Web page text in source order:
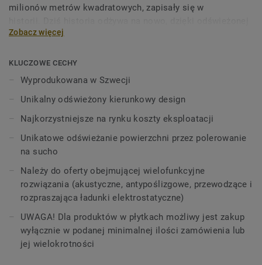
milionów metrów kwadratowych, zapisały się w
kolekcji inspirowanej światem w ruchu.
W nowych wzorach wykorzystano miękkie rozmycia oraz
farby akwarelowej. iQ Optima wyróżnia się
zaktualizowanym, unikalnym dla Tarkett wzorem
kierunkowym z półprzezroczystymi drobinkami oraz jest
teraz dostępna w 3 wzorach i 55 kolorach.
Kolekcja, należąca do grupy produktów iQ, wyróżnia się nie
tylko niezwykłą trwałością, odpornością na zużycie i
ścieranie w intensywnie użytkowanych pomieszczeniach,
ale także wyjątkowo korzystnym kosztem eksploatacji. iQ
Optima znana jest z unikalnej metody renowacji
powierzchni - polerowania na sucho, która przedłuża jej
żywotność i zapewnia niezrównaną trwałość.
Zobacz więcej
KLUCZOWE CECHY
Wyprodukowana w Szwecji
Unikalny odświeżony kierunkowy design
Najkorzystniejsze na rynku koszty eksploatacji
Unikatowe odświeżanie powierzchni przez polerowanie
na sucho
Należy do oferty obejmującej wielofunkcyjne
rozwiązania (akustyczne, antypoślizgowe, przewodzące i
rozpraszająca ładunki elektrostatyczne)
UWAGA! Dla produktów w płytkach możliwy jest zakup
wyłącznie w podanej minimalnej ilości zamówienia lub
jej wielokrotności